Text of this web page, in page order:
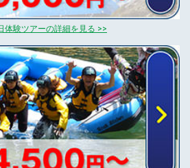
体験ツアーの詳細を見る >>